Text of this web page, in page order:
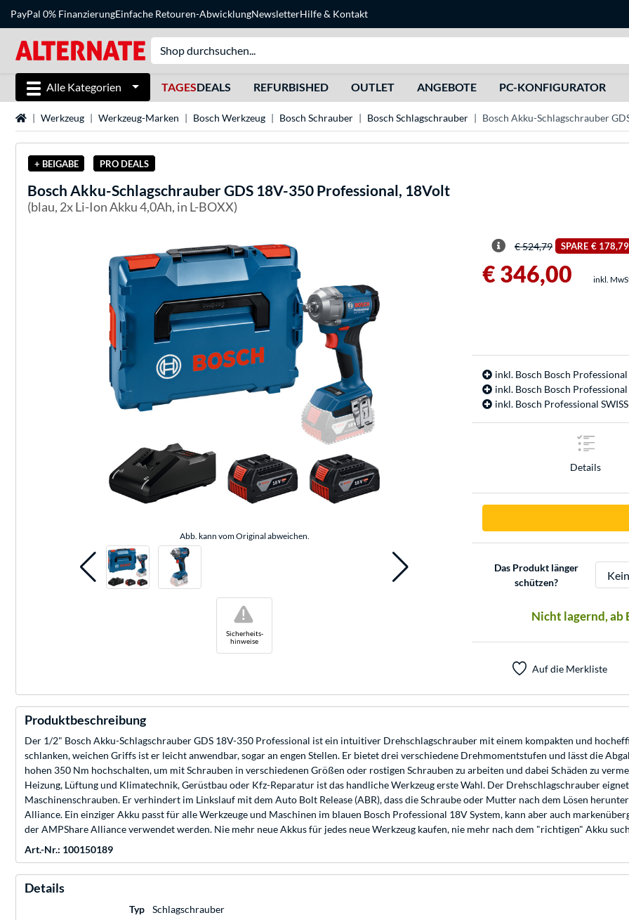
PayPal 0% FinanzierungEinfache Retouren-AbwicklungNewsletterHilfe& Kontakt
Alle Kategorien TAGESDEALS REFURBISHED OUTLET ANGEBOTE PC-KONFIGURATOR
StartseiteWerkzeug Werkzeug-Marken Bosch Werkzeug Bosch Schrauber Bosch Schlagschrauber Bosch Akku-Schlagschrauber
+ BEIGABE PRO DEALS
Bosch Akku-Schlagschrauber GDS 18V-350 Professional, 18Volt
(blau, 2x Li-Ion Akku 4,0Ah, in L-BOXX)
Abb. kann vom Original abweichen.
Sicherheits-
hinweise
!
€ 524,79 SPARE € 178,79
€ 346,00 inkl.
inkl. Bosch Bosch
inkl. Bosch Bosch
inkl. Bosch Professional
Details
Das Produkt länger
schützen?
Nicht lagernd, ab
Auf die Merkliste
Produktbeschreibung
Der 1/2" Bosch Akku-Schlagschrauber GDS 18V-350 Professional ist ein intuitiver Drehschlagschrauber mit einem kompakten und
schlanken, weichen Griffs ist er leicht anwendbar, sogar an engen Stellen. Er bietet drei verschiedene Drehmomentstufen und lässt die
hohen 350 Nm hochschalten, um mit Schrauben in verschiedenen Größen oder rostigen Schrauben zu arbeiten und dabei Schäden zu
Heizung, Lüftung und Klimatechnik, Gerüstbau oder Kfz-Reparatur ist das handliche Werkzeug erste Wahl. Der Drehschlagschrauber
Maschinenschrauben. Er verhindert im Linkslauf mit dem Auto Bolt Release (ABR), dass die Schraube oder Mutter nach dem Lösen
Alliance. Ein einziger Akku passt für alle Werkzeuge und Maschinen im blauen Bosch Professional 18V System, kann aber auch
der AMPShare Alliance verwendet werden. Nie mehr neue Akkus für jedes neue Werkzeug kaufen, nie mehr nach dem "richtigen" Akku
Art.-Nr.: 100150189
Details
Typ
Schlagschrauber